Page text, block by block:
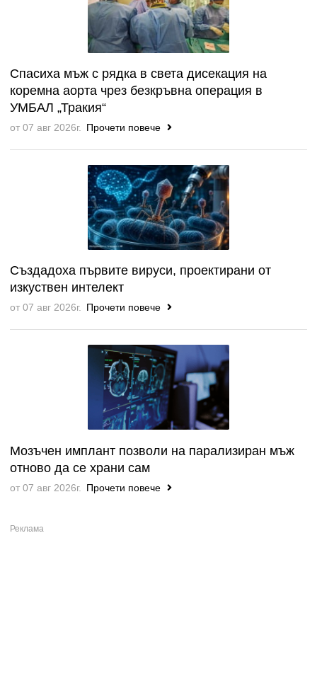
Спасиха мъж с рядка в света дисекация на
коремна аорта чрез безкръвна операция в
УМБАЛ „Тракия“
от 07 авг 2026г. Прочети повече
Създадоха първите вируси, проектирани от
изкуствен интелект
от 07 авг 2026г. Прочети повече
Мозъчен имплант позволи на парализиран мъж
отново да се храни сам
от 07 авг 2026г. Прочети повече